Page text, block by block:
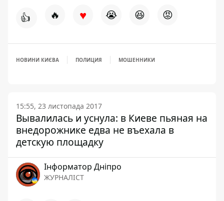
👍 🔥 ♥ 😭 😆 😡
НОВИНИ КИЄВА ПОЛИЦИЯ МОШЕННИКИ
15:55, 23 листопада 2017
Вывалилась и уснула: в Киеве пьяная на
внедорожнике едва не въехала в
детскую площадку
Інформатор Дніпро
ЖУРНАЛІСТ